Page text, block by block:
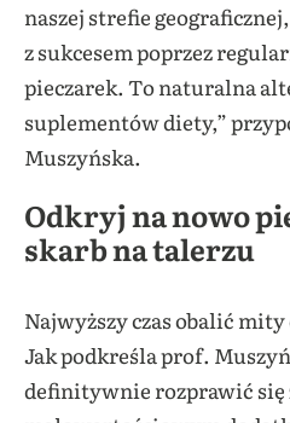
naszej strefie
z sukcesem poprzez
pieczarek. To naturalna
suplementów diety,”
Muszyńska.
Odkryj na nowo
skarb na talerzu
Najwyższy czas obalić
Jak podkreśla prof.
definitywnie rozprawić się